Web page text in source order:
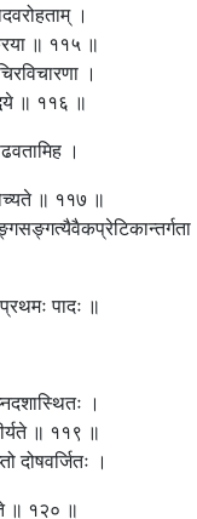
।
॥ ११५ ॥
।
॥ ११६ ॥
।
॥ ११७ ॥
पादः ॥
।
॥ ११९ ॥
दोषवर्जितः ।
॥ १२० ॥